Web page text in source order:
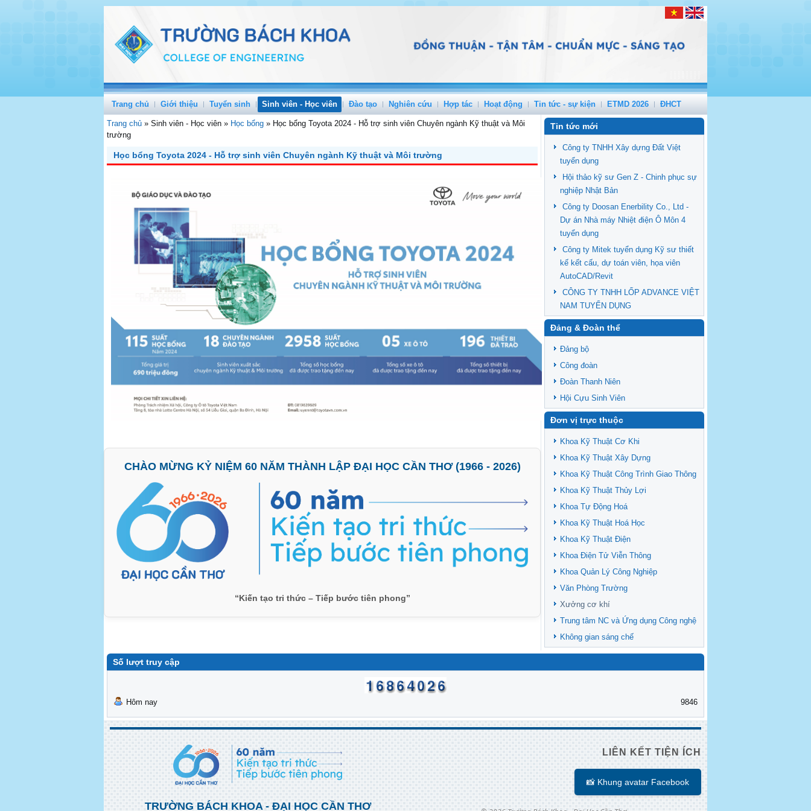
Trang chủ Giới thiệu Tuyển sinh Sinh viên - Học viên Đào tạo Nghiên cứu Hợp tác Hoạt động Tin tức - sự kiện ETMD 2026 ĐHCT
Trang chủ » Sinh viên - Học viên » Học bổng » Học bổng Toyota 2024 - Hỗ trợ sinh viên Chuyên ngành Kỹ thuật và Môi
trường
Học bổng Toyota 2024 - Hỗ trợ sinh viên Chuyên ngành Kỹ thuật và Môi trường
CHÀO MỪNG KỶ NIỆM 60 NĂM THÀNH LẬP ĐẠI HỌC CẦN THƠ (1966 - 2026)
“Kiến tạo tri thức – Tiếp bước tiên phong”
Tin tức mới
Công ty TNHH Xây dựng Đất Việt
tuyển dụng
Hội thảo kỹ sư Gen Z - Chinh phục sự
nghiệp Nhật Bản
Công ty Doosan Enerbility Co., Ltd -
Dự án Nhà máy Nhiệt điện Ô Môn 4
tuyển dụng
Công ty Mitek tuyển dụng Kỹ sư thiết
kế kết cấu, dự toán viên, họa viên
AutoCAD/Revit
CÔNG TY TNHH LỐP ADVANCE VIỆT
NAM TUYỂN DỤNG
Đảng & Đoàn thể
Đảng bộ
Công đoàn
Đoàn Thanh Niên
Hội Cựu Sinh Viên
Đơn vị trực thuộc
Khoa Kỹ Thuật Cơ Khi
Khoa Kỹ Thuật Xây Dựng
Khoa Kỹ Thuật Công Trình Giao Thông
Khoa Kỹ Thuật Thủy Lợi
Khoa Tự Động Hoá
Khoa Kỹ Thuật Hoá Học
Khoa Kỹ Thuật Điện
Khoa Điện Tử Viễn Thông
Khoa Quản Lý Công Nghiệp
Văn Phòng Trường
Xưởng cơ khí
Trung tâm NC và Ứng dụng Công nghệ
Không gian sáng chế
Số lượt truy cập
Hôm nay 9846
TRƯỜNG BÁCH KHOA - ĐẠI HỌC CẦN THƠ
LIÊN KẾT TIỆN ÍCH
📸 Khung avatar Facebook